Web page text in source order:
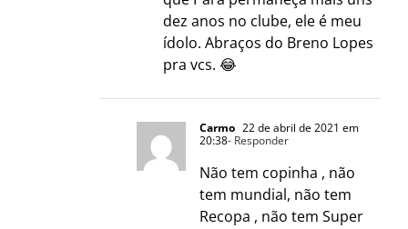
dez anos no clube, ele é meu
ídolo. Abraços do Breno Lopes
pra vcs. 😂
Carmo 22 de abril de 2021 em
20:38- Responder
Não tem copinha , não
tem mundial, não tem
Recopa , não tem Super